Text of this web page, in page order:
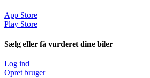
App Store
Play Store
Sælg eller få vurderet dine biler
Log ind
Opret bruger